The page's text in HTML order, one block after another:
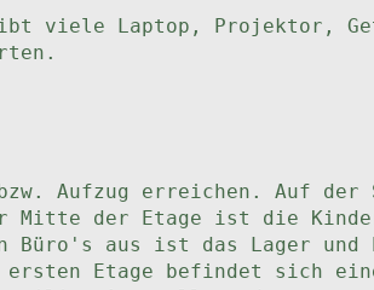
viele Laptop, Projektor,
bzw. Aufzug erreichen. Auf
Mitte der Etage ist die
aus ist das Lager und
Etage befindet sich